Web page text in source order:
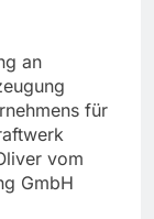
an
für
vom
GmbH